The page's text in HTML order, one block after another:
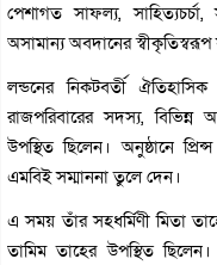
পেশাগত সাফল্য,
অসামান্য অবদানের
লন্ডনের নিকটবর্তী
রাজপরিবারের সদস্য, বিভিন্ন
উপস্থিত ছিলেন। অনুষ্ঠানে
এমবিই সম্মাননা তুলে দেন।
এ সময় তাঁর সহধর্মিণী মিতা
তামিম তাহের উপস্থিত